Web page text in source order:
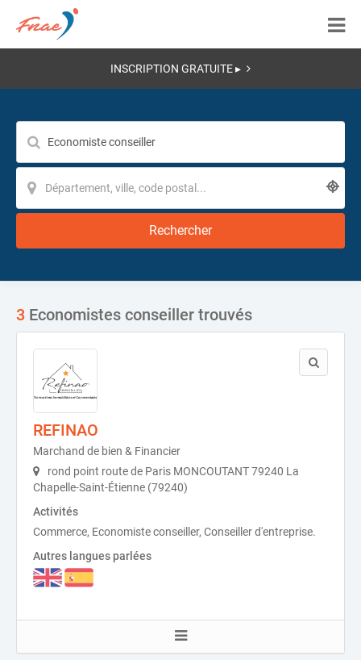
INSCRIPTION GRATUITE ▸
Rechercher
3 Economistes conseiller trouvés
REFINAO
Marchand de bien & Financier
rond point route de Paris MONCOUTANT 79240 La
Chapelle-Saint-Étienne (79240)
Activités
Commerce, Economiste conseiller, Conseiller d'entreprise.
Autres langues parlées